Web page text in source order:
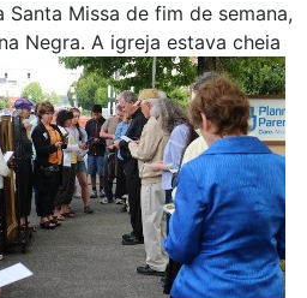
Missa de fim de semana,
Negra. A igreja estava cheia